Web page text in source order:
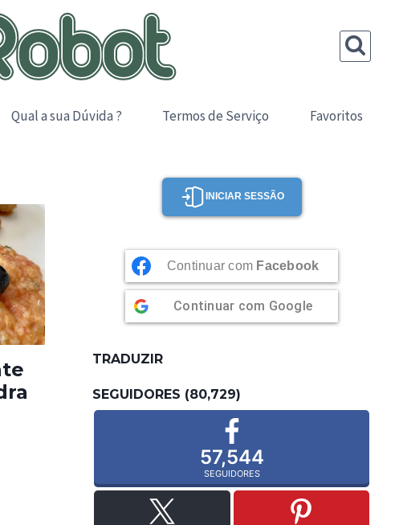
Qual a sua Dúvida ? Termos de Serviço Favoritos
INICIAR SESSÃO
Continuar com Facebook
Continuar com Google
TRADUZIR
SEGUIDORES (80,729)
57,544
SEGUIDORES